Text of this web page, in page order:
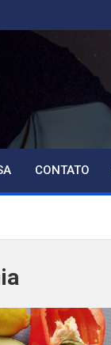
CONTATO